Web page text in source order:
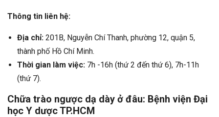
Thông tin liên hệ:
Địa chỉ: 201B, Nguyễn Chí Thanh, phường 12, quận 5,
thành phố Hồ Chí Minh.
Thời gian làm việc: 7h -16h (thứ 2 đến thứ 6), 7h-11h
(thứ 7).
Chữa trào ngược dạ dày ở đâu: Bệnh viện Đại
học Y dược TP.HCM